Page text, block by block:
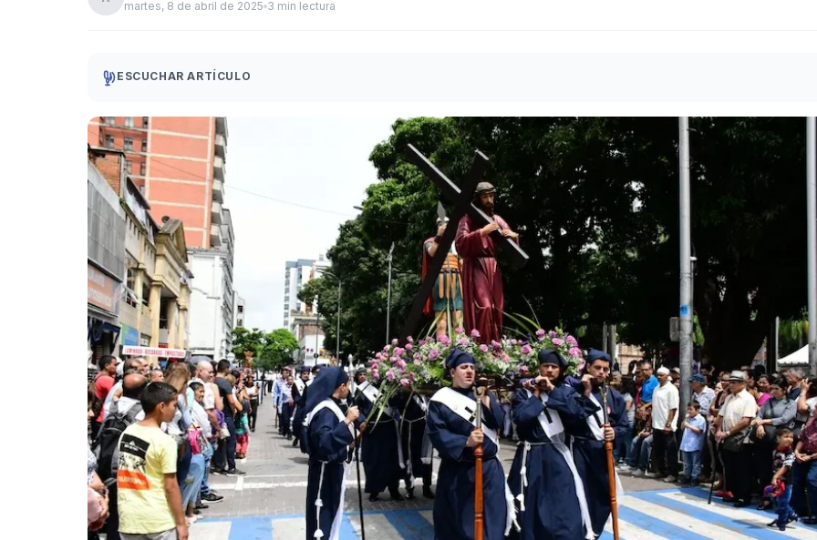
martes, 8 de abril de 2025 3 min lectura
ESCUCHAR ARTÍCULO